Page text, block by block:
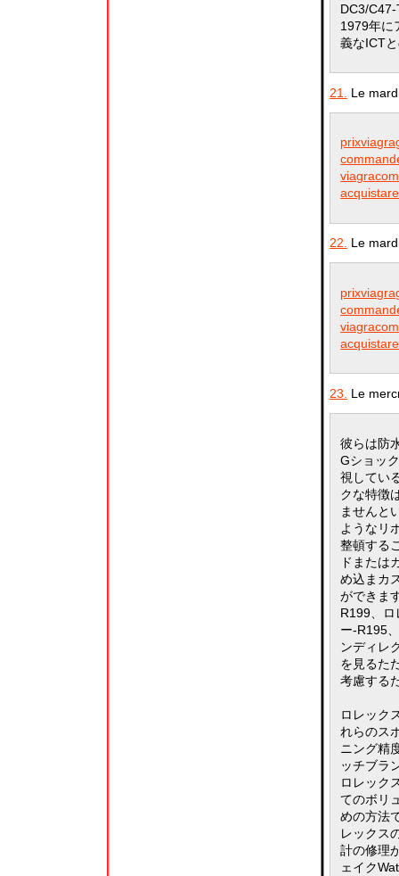
DC3/
1979年に
義なICT
21. Le
22. Le
23. Le
彼らは防
Gショッ
視してい
クな特徴
ませんと
ようなリ
整頓する
ドまたは
め込まカ
ができま
R199、
ー-R195
ンディレ
を見るた
考慮する
ロレック
れらのス
ニング精
ッチブラ
ロレック
てのボリ
めの方法
レックス
計の修理
ェイク